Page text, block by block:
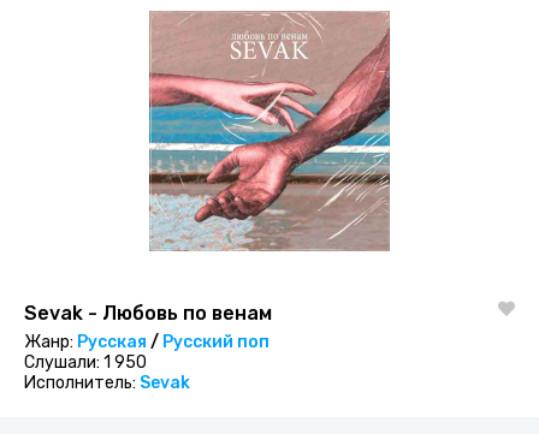
Sevak - Любовь по венам
Жанр: Русская / Русский поп
Слушали: 1 950
Исполнитель: Sevak